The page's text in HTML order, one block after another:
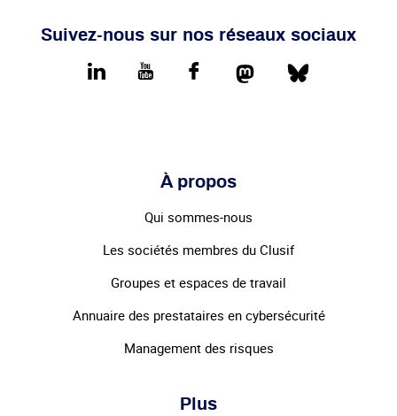
Suivez-nous sur nos réseaux sociaux
LinkedIn youtube FacebookMastodonBluesky
À propos
Qui sommes-nous
Les sociétés membres du Clusif
Groupes et espaces de travail
Annuaire des prestataires en cybersécurité
Management des risques
Plus